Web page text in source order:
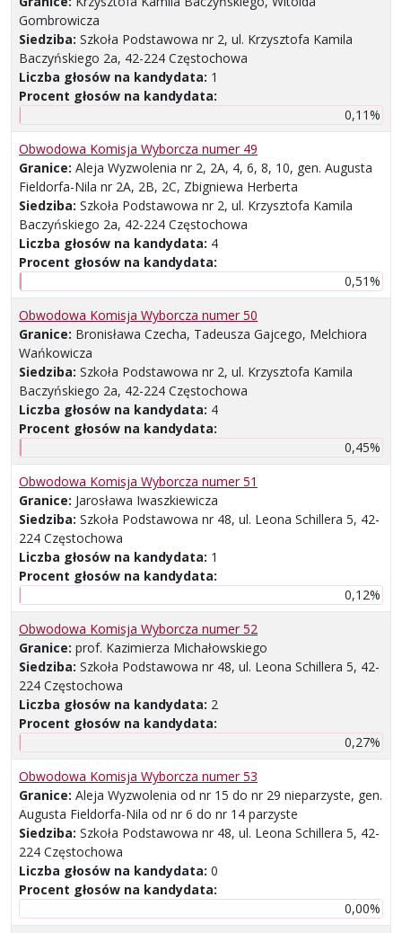
Gombrowicza
Siedziba: Szkoła Podstawowa nr 2, ul. Krzysztofa Kamila
Baczyńskiego 2a, 42-224 Częstochowa
Liczba głosów na kandydata: 1
Procent głosów na kandydata:
0,11%
Obwodowa Komisja Wyborcza numer 49
Granice: Aleja Wyzwolenia nr 2, 2A, 4, 6, 8, 10, gen. Augusta
Fieldorfa-Nila nr 2A, 2B, 2C, Zbigniewa Herberta
Siedziba: Szkoła Podstawowa nr 2, ul. Krzysztofa Kamila
Baczyńskiego 2a, 42-224 Częstochowa
Liczba głosów na kandydata: 4
Procent głosów na kandydata:
0,51%
Obwodowa Komisja Wyborcza numer 50
Granice: Bronisława Czecha, Tadeusza Gajcego, Melchiora
Wańkowicza
Siedziba: Szkoła Podstawowa nr 2, ul. Krzysztofa Kamila
Baczyńskiego 2a, 42-224 Częstochowa
Liczba głosów na kandydata: 4
Procent głosów na kandydata:
0,45%
Obwodowa Komisja Wyborcza numer 51
Granice: Jarosława Iwaszkiewicza
Siedziba: Szkoła Podstawowa nr 48, ul. Leona Schillera 5, 42-
224 Częstochowa
Liczba głosów na kandydata: 1
Procent głosów na kandydata:
0,12%
Obwodowa Komisja Wyborcza numer 52
Granice: prof. Kazimierza Michałowskiego
Siedziba: Szkoła Podstawowa nr 48, ul. Leona Schillera 5, 42-
224 Częstochowa
Liczba głosów na kandydata: 2
Procent głosów na kandydata:
0,27%
Obwodowa Komisja Wyborcza numer 53
Granice: Aleja Wyzwolenia od nr 15 do nr 29 nieparzyste, gen.
Augusta Fieldorfa-Nila od nr 6 do nr 14 parzyste
Siedziba: Szkoła Podstawowa nr 48, ul. Leona Schillera 5, 42-
224 Częstochowa
Liczba głosów na kandydata: 0
Procent głosów na kandydata:
0,00%